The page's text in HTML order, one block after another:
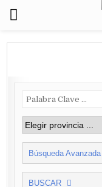
Búsqueda Avanzada
BUSCAR